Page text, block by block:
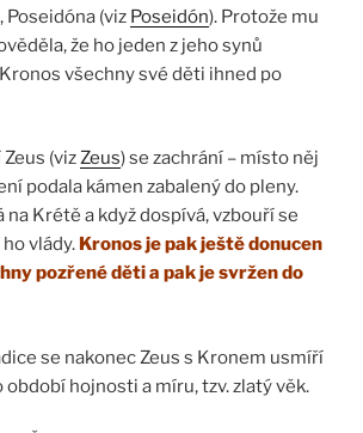
Poseidóna (viz Poseidón). Protože mu
že ho jeden z jeho synů
všechny své děti ihned po
(vizZeus) se zachrání – místo něj
podala kámen zabalený do pleny.
na Krétě a když dospívá, vzbouří se
vlády. Kronos je pak ještě donucen
pozřené děti a pak je svržen do
se nakonec Zeus s Kronem usmíří
období hojnosti a míru, tzv. zlatý věk.